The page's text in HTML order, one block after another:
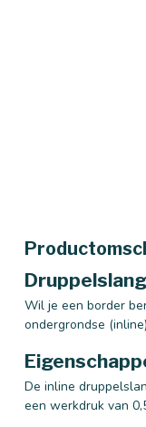
Wil je een border
ondergrondse
De inline
een werkdruk van